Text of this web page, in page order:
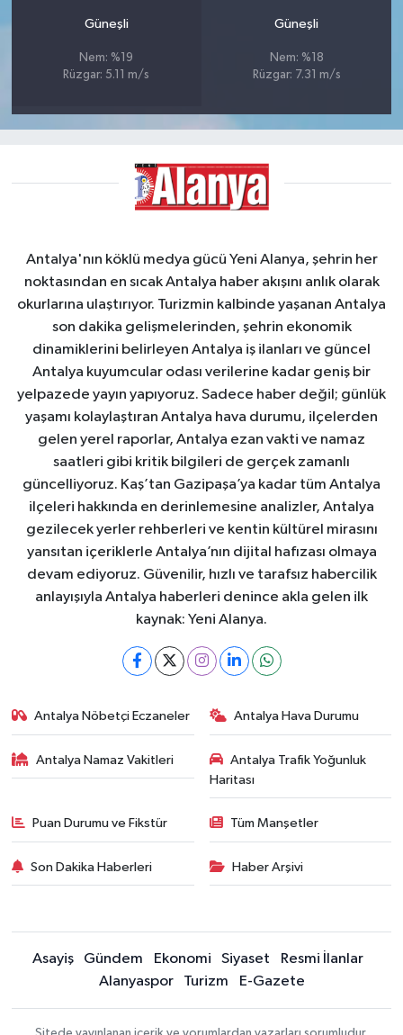
Güneşli
Nem: %19
Rüzgar: 5.11 m/s
Güneşli
Nem: %18
Rüzgar: 7.31 m/s
Antalya'nın köklü medya gücü Yeni Alanya, şehrin her
noktasından en sıcak Antalya haber akışını anlık olarak
okurlarına ulaştırıyor. Turizmin kalbinde yaşanan Antalya
son dakika gelişmelerinden, şehrin ekonomik
dinamiklerini belirleyen Antalya iş ilanları ve güncel
Antalya kuyumcular odası verilerine kadar geniş bir
yelpazede yayın yapıyoruz. Sadece haber değil; günlük
yaşamı kolaylaştıran Antalya hava durumu, ilçelerden
gelen yerel raporlar, Antalya ezan vakti ve namaz
saatleri gibi kritik bilgileri de gerçek zamanlı
güncelliyoruz. Kaş’tan Gazipaşa’ya kadar tüm Antalya
ilçeleri hakkında en derinlemesine analizler, Antalya
gezilecek yerler rehberleri ve kentin kültürel mirasını
yansıtan içeriklerle Antalya’nın dijital hafızası olmaya
devam ediyoruz. Güvenilir, hızlı ve tarafsız habercilik
anlayışıyla Antalya haberleri denince akla gelen ilk
kaynak: Yeni Alanya.
Antalya Nöbetçi Eczaneler Antalya Hava Durumu
Antalya Namaz Vakitleri
Antalya Trafik Yoğunluk
Haritası
Puan Durumu ve Fikstür Tüm Manşetler
Son Dakika Haberleri Haber Arşivi
Asayiş Gündem Ekonomi Siyaset
Resmi İlanlar
Alanyaspor
Turizm E-Gazete